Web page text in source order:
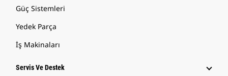
Güç Sistemleri
Yedek Parça
İş Makinaları
Servis Ve Destek